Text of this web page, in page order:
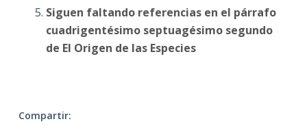
Siguen faltando referencias en el párrafo
cuadrigentésimo septuagésimo segundo
de El Origen de las Especies
Compartir: